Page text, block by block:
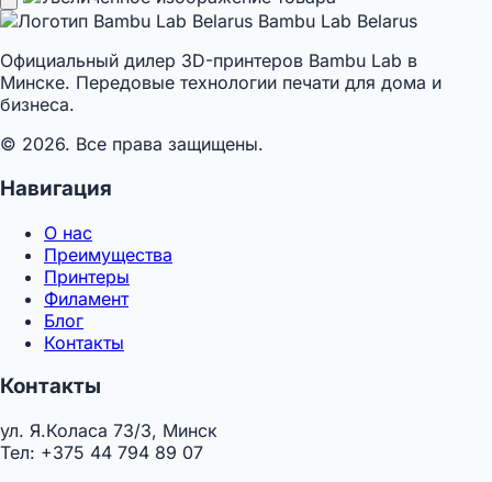
Bambu Lab Belarus
Официальный дилер 3D-принтеров Bambu Lab в
Минске. Передовые технологии печати для дома и
бизнеса.
© 2026. Все права защищены.
Навигация
О нас
Преимущества
Принтеры
Филамент
Блог
Контакты
Контакты
ул. Я.Коласа 73/3, Минск
Тел: +375 44 794 89 07